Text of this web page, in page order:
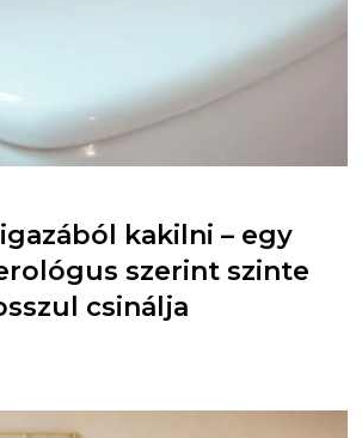
kakilni – egy
szerint szinte
csinálja